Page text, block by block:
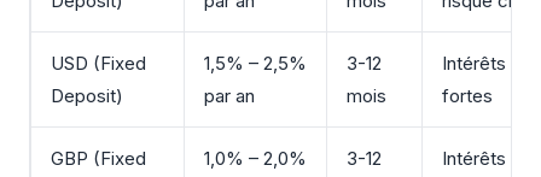
USD (Fixed
Deposit)
1,5% – 2,5%
par an
3-12
mois
Intérêts +
fortes
GBP (Fixed
1,0% – 2,0%
3-12
Intérêts +